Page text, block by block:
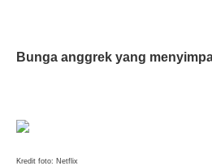
Bunga anggrek yang
Kredit foto: Netflix